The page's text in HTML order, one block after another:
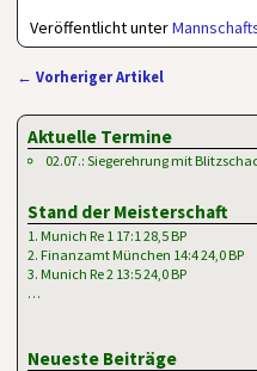
Veröffentlicht unter
← Vorheriger Artikel
Aktuelle Termine
02.07.: Siegerehrung mit
Stand der Meisterschaft
1. Munich Re 1 17:1 28,5 BP
2. Finanzamt München 14:4 24,0 BP
3. Munich Re 2 13:5 24,0 BP
…
Neueste Beiträge